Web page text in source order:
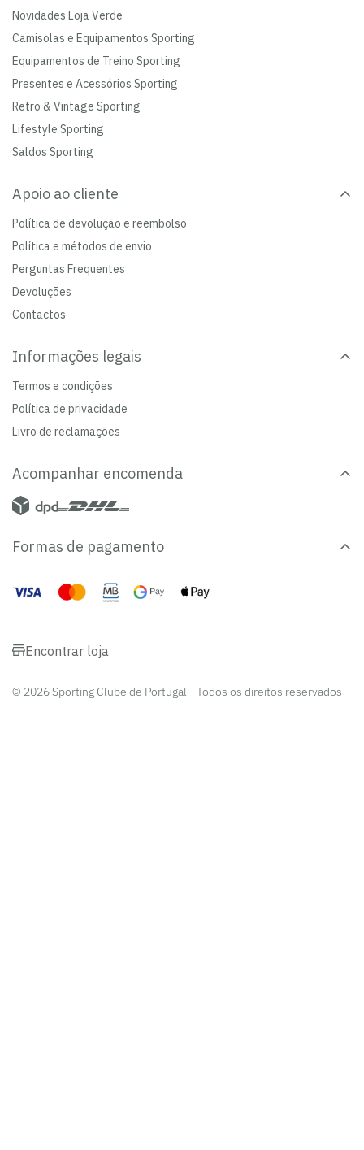
Novidades Loja Verde
Camisolas e Equipamentos Sporting
Equipamentos de Treino Sporting
Presentes e Acessórios Sporting
Retro & Vintage Sporting
Lifestyle Sporting
Saldos Sporting
Apoio ao cliente
Política de devolução e reembolso
Política e métodos de envio
Perguntas Frequentes
Devoluções
Contactos
Informações legais
Termos e condições
Política de privacidade
Livro de reclamações
Acompanhar encomenda
Formas de pagamento
Encontrar loja
© 2026 Sporting Clube de Portugal - Todos os direitos reservados